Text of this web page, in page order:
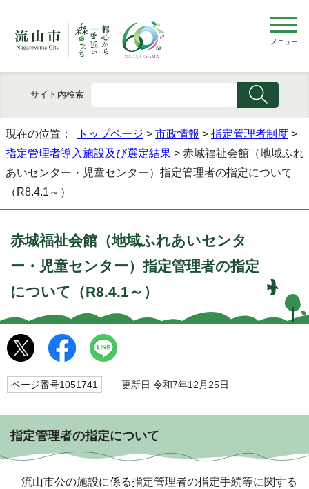
メニュー
サイト内検索
現在の位置： トップページ > 市政情報 > 指定管理者制度 >
指定管理者導入施設及び選定結果 > 赤城福祉会館（地域ふれ
あいセンター・児童センター）指定管理者の指定について
（R8.4.1～）
赤城福祉会館（地域ふれあいセンタ
ー・児童センター）指定管理者の指定
について（R8.4.1～）
ページ番号1051741 更新日 令和7年12月25日
指定管理者の指定について
流山市公の施設に係る指定管理者の指定手続等に関する